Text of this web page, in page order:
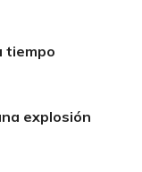
tiempo
explosión